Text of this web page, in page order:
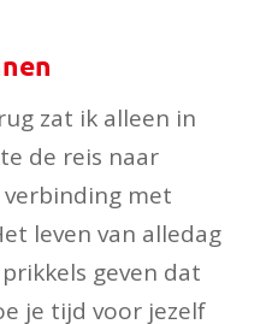
zat ik alleen in
de reis naar
met
leven van alledag
geven dat
je tijd voor jezelf